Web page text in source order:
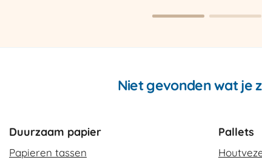
Niet gevonden wat je
Duurzaam papier
Papieren tassen
Pallets